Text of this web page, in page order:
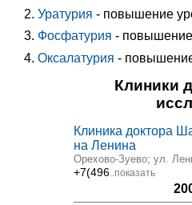
Уратурия - повышение
Фосфатурия -
Оксалатурия -
Клиники
Клиника доктора
на Ленина
Орехово-Зуево; ул.
+7(496..показать